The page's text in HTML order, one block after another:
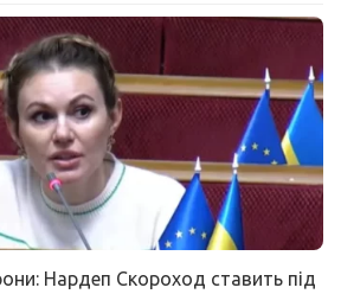
Нардеп Скороход ставить під